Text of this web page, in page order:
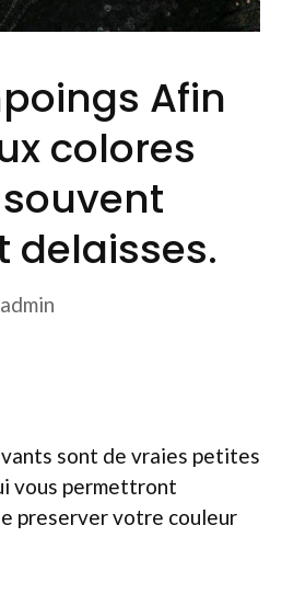
Afin
colores
delaisses.
admin
sont de vraies petites
vous permettront
preserver votre couleur